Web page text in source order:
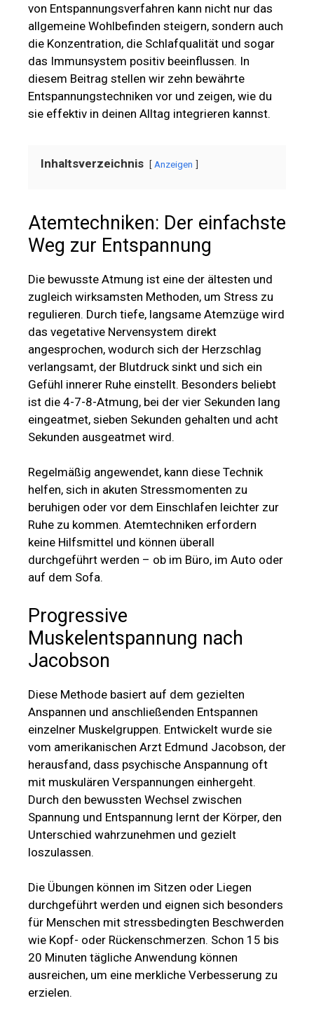
von Entspannungsverfahren kann nicht nur das
allgemeine Wohlbefinden steigern, sondern auch
die Konzentration, die Schlafqualität und sogar
das Immunsystem positiv beeinflussen. In
diesem Beitrag stellen wir zehn bewährte
Entspannungstechniken vor und zeigen, wie du
sie effektiv in deinen Alltag integrieren kannst.
Inhaltsverzeichnis Anzeigen
Atemtechniken: Der einfachste
Weg zur Entspannung
Die bewusste Atmung ist eine der ältesten und
zugleich wirksamsten Methoden, um Stress zu
regulieren. Durch tiefe, langsame Atemzüge wird
das vegetative Nervensystem direkt
angesprochen, wodurch sich der Herzschlag
verlangsamt, der Blutdruck sinkt und sich ein
Gefühl innerer Ruhe einstellt. Besonders beliebt
ist die 4-7-8-Atmung, bei der vier Sekunden lang
eingeatmet, sieben Sekunden gehalten und acht
Sekunden ausgeatmet wird.
Regelmäßig angewendet, kann diese Technik
helfen, sich in akuten Stressmomenten zu
beruhigen oder vor dem Einschlafen leichter zur
Ruhe zu kommen. Atemtechniken erfordern
keine Hilfsmittel und können überall
durchgeführt werden – ob im Büro, im Auto oder
auf dem Sofa.
Progressive
Muskelentspannung nach
Jacobson
Diese Methode basiert auf dem gezielten
Anspannen und anschließenden Entspannen
einzelner Muskelgruppen. Entwickelt wurde sie
vom amerikanischen Arzt Edmund Jacobson, der
herausfand, dass psychische Anspannung oft
mit muskulären Verspannungen einhergeht.
Durch den bewussten Wechsel zwischen
Spannung und Entspannung lernt der Körper, den
Unterschied wahrzunehmen und gezielt
loszulassen.
Die Übungen können im Sitzen oder Liegen
durchgeführt werden und eignen sich besonders
für Menschen mit stressbedingten Beschwerden
wie Kopf- oder Rückenschmerzen. Schon 15 bis
20 Minuten tägliche Anwendung können
ausreichen, um eine merkliche Verbesserung zu
erzielen.